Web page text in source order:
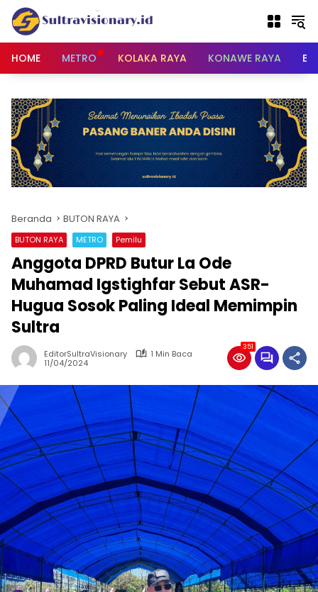
Langsung
konten
HOME
METRO KOLAKA RAYA KONAWE RAYA
Beranda BUTON RAYA
BUTON RAYA METRO Pemilu
Anggota DPRD Butur La Ode
Muhamad Igstighfar Sebut ASR-
Hugua Sosok Paling Ideal Memimpin
Sultra
EditorSultraVisionary
1 Min Baca
11/04/2024
351